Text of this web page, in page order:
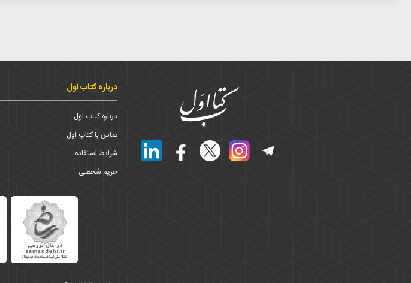
درباره کتاب اول
درباره کتاب اول
تماس با کتاب اول
شرایط استفاده
حریم شخضی